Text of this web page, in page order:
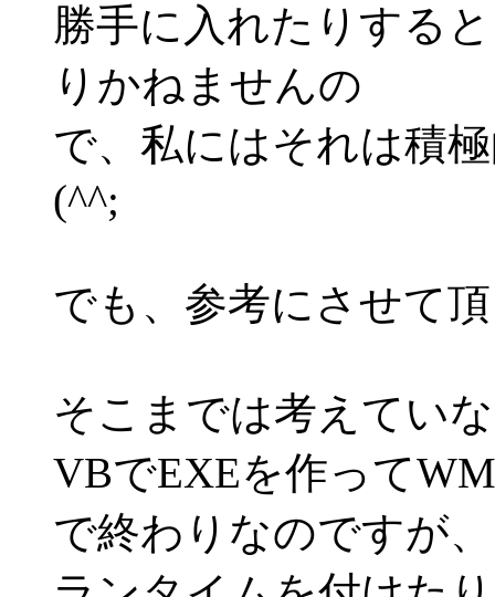
勝手に入れたりする
りかねませんの
で、私にはそれは積
(^^;
でも、参考にさせて
そこまでは考えてい
VBでEXEを作って
で終わりなのですが、